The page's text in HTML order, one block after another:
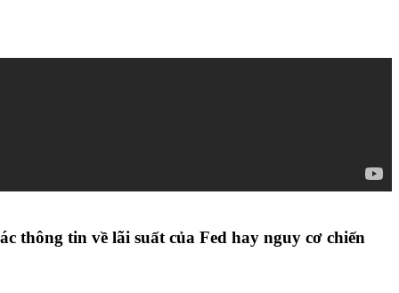
thông tin về lãi suất của Fed hay nguy cơ chiến